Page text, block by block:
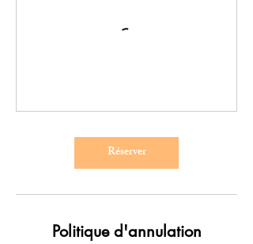
Réserver
Politique d'annulation